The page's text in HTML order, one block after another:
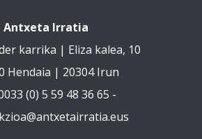
Antxeta Irratia
karrika | Eliza kalea, 10
Hendaia | 20304 Irun
(0) 5 59 48 36 65 -